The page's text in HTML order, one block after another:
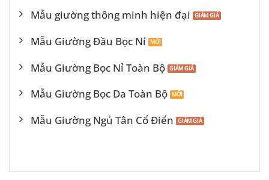
Mẫu giường thông minh hiện đại
Mẫu Giường Đầu Bọc Nỉ
Mẫu Giường Bọc Nỉ Toàn Bộ
Mẫu Giường Bọc Da Toàn Bộ
Mẫu Giường Ngủ Tân Cổ Điển